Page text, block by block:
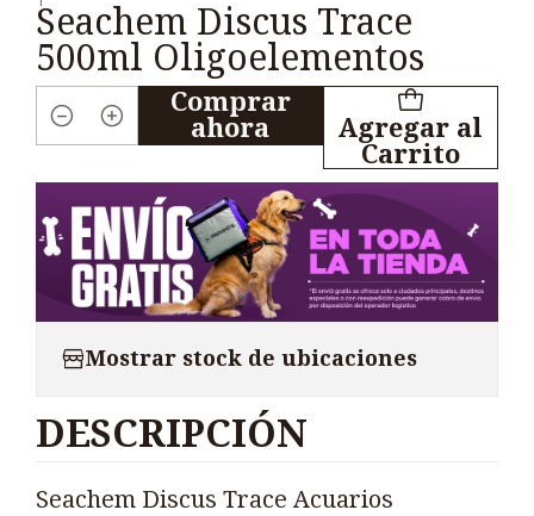
Seachem Discus Trace
500ml Oligoelementos
Cantidad
Agregar al
Carrito
Comprar
ahora
Mostrar stock de ubicaciones
DESCRIPCIÓN
Seachem Discus Trace Acuarios